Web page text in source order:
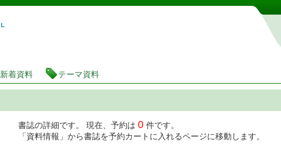
図書館 蔵書検索・予約システム
新着資料 テーマ資料
書誌の詳細です。 現在、予約は 0 件です。
「資料情報」から書誌を予約カートに入れるページに移動します。